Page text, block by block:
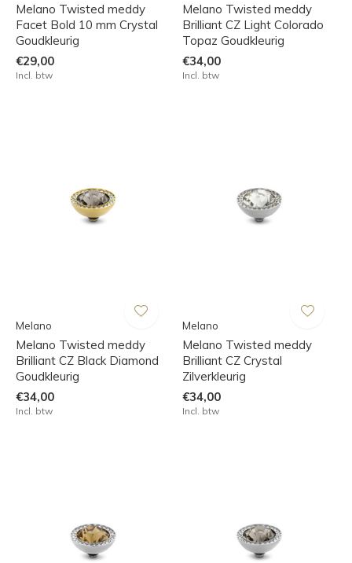
Melano Twisted meddy
Facet Bold 10 mm Crystal
Goudkleurig
€29,00
Incl. btw
Melano Twisted meddy
Brilliant CZ Light Colorado
Topaz Goudkleurig
€34,00
Incl. btw
Melano
Melano Twisted meddy
Brilliant CZ Black Diamond
Goudkleurig
€34,00
Incl. btw
Melano
Melano Twisted meddy
Brilliant CZ Crystal
Zilverkleurig
€34,00
Incl. btw